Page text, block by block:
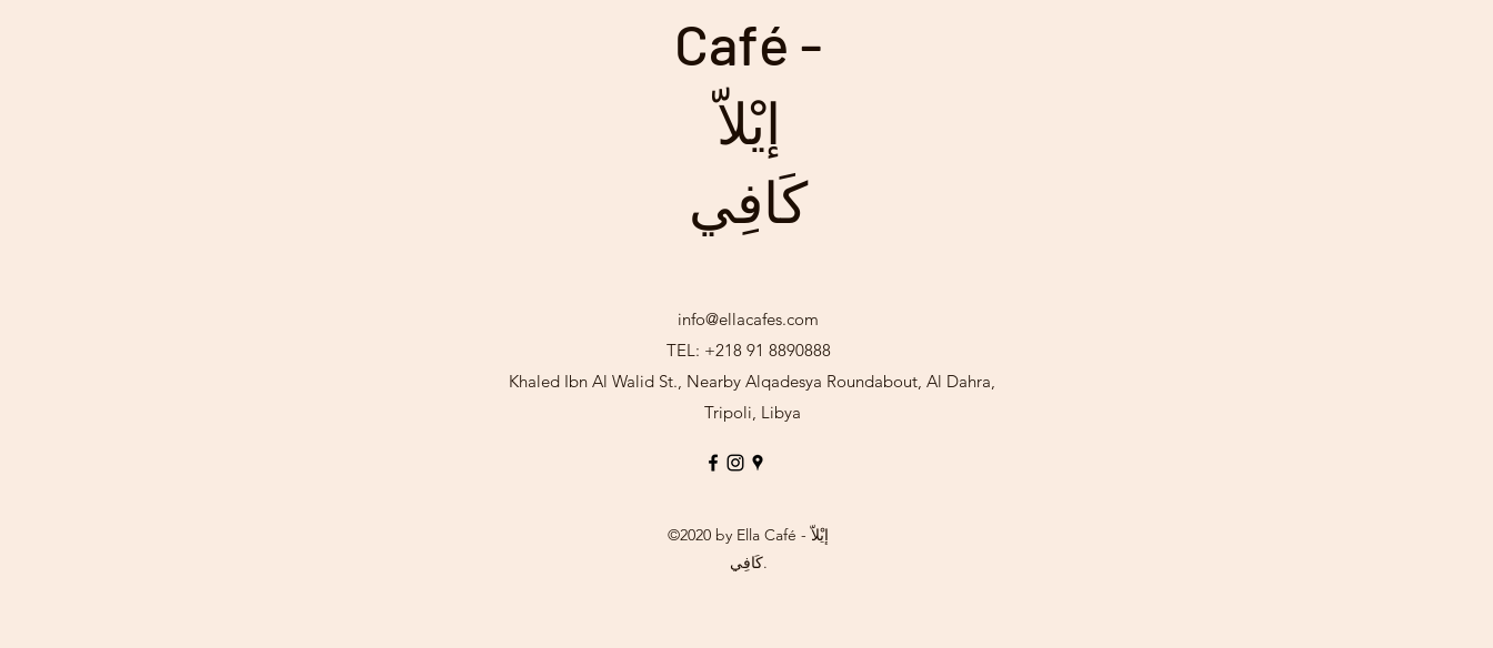
Café -
إيْلاّ
كَافِي
info@ellacafes.com
TEL: +218 91 8890888
Khaled Ibn Al Walid St., Nearby Alqadesya Roundabout, Al Dahra,
Tripoli, Libya
©2020 by Ella Café - إيْلاّ
كَافِي.